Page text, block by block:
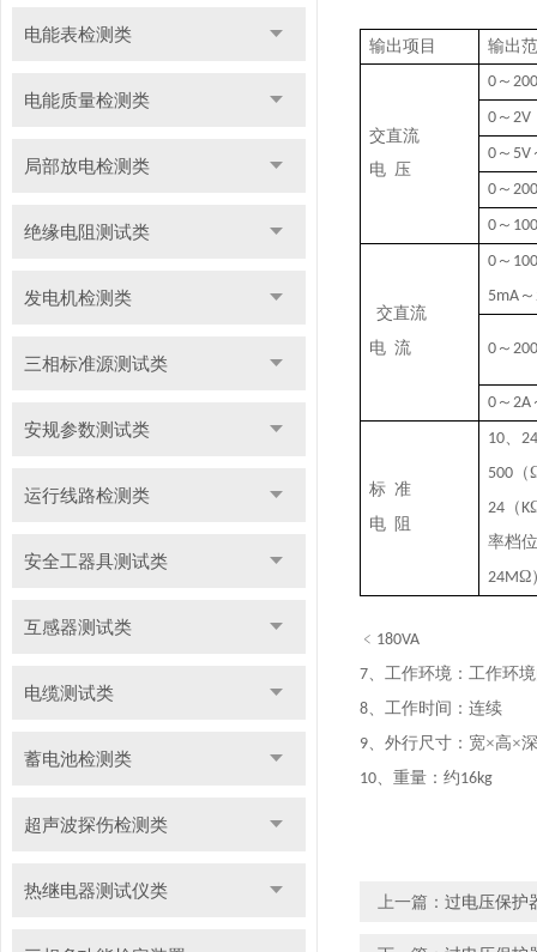
电能表检测类
电能质量检测类
局部放电检测类
绝缘电阻测试类
发电机检测类
三相标准源测试类
安规参数测试类
运行线路检测类
安全工器具测试类
互感器测试类
电缆测试类
蓄电池检测类
超声波探伤检测类
热继电器测试仪类
输出项目 输出
交直流
电 压
0 ～
0 ～ 2V
0 ～ 5V
0 ～
0 ～
交直流
电 流
0 ～
5mA ～
0 ～
0 ～ 2A
标 准
电 阻
10、 24
500
24 （K
率档
24MΩ
﹤ 180VA
7、工作环境：工作环
8、工作时间：连续
9、外行尺寸：宽×高×
10、重量：约16kg
上一篇： 过电压保护